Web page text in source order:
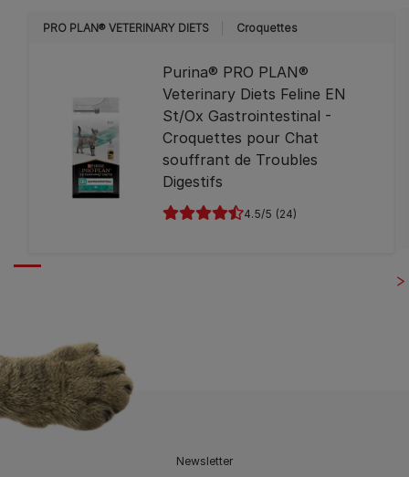
PRO PLAN® VETERINARY DIETS Croquettes
Purina® PRO PLAN®
Veterinary Diets Feline EN
St/Ox Gastrointestinal -
Croquettes pour Chat
souffrant de Troubles
Digestifs
4.5 (24)
Newsletter